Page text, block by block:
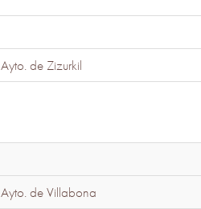
Ayto. de Zizurkil
Ayto. de Villabona